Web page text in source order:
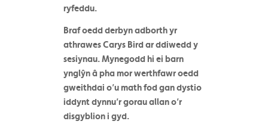
ryfeddu.
Braf oedd derbyn adborth yr
athrawes Carys Bird ar ddiwedd y
sesiynau. Mynegodd hi ei barn
ynglŷn â pha mor werthfawr oedd
gweithdai o’u math fod gan dystio
iddynt dynnu’r gorau allan o’r
disgyblion i gyd.